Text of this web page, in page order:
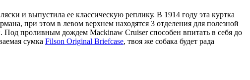
и выпустила ее классическую реплику. В 1914 году эта куртка
при этом в левом верхнем находятся 3 отделения для полезной
Под проливным дождем Mackinaw Cruiser способен впитать в себя до
сумка Filson Original Briefcase, твоя же собака будет рада